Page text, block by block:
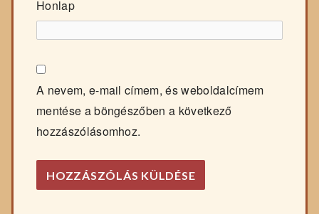
Honlap
A nevem, e-mail címem, és weboldalcímem
mentése a böngészőben a következő
hozzászólásomhoz.